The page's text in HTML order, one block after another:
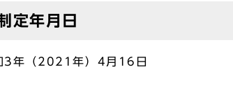
定年月日
3年（2021年）4月16日